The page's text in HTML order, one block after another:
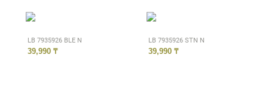
LB 7935926 BLE N
39,990 ₸
LB 7935926 STN N
39,990 ₸